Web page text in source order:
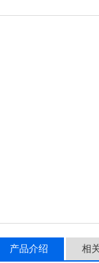
产品介绍 相